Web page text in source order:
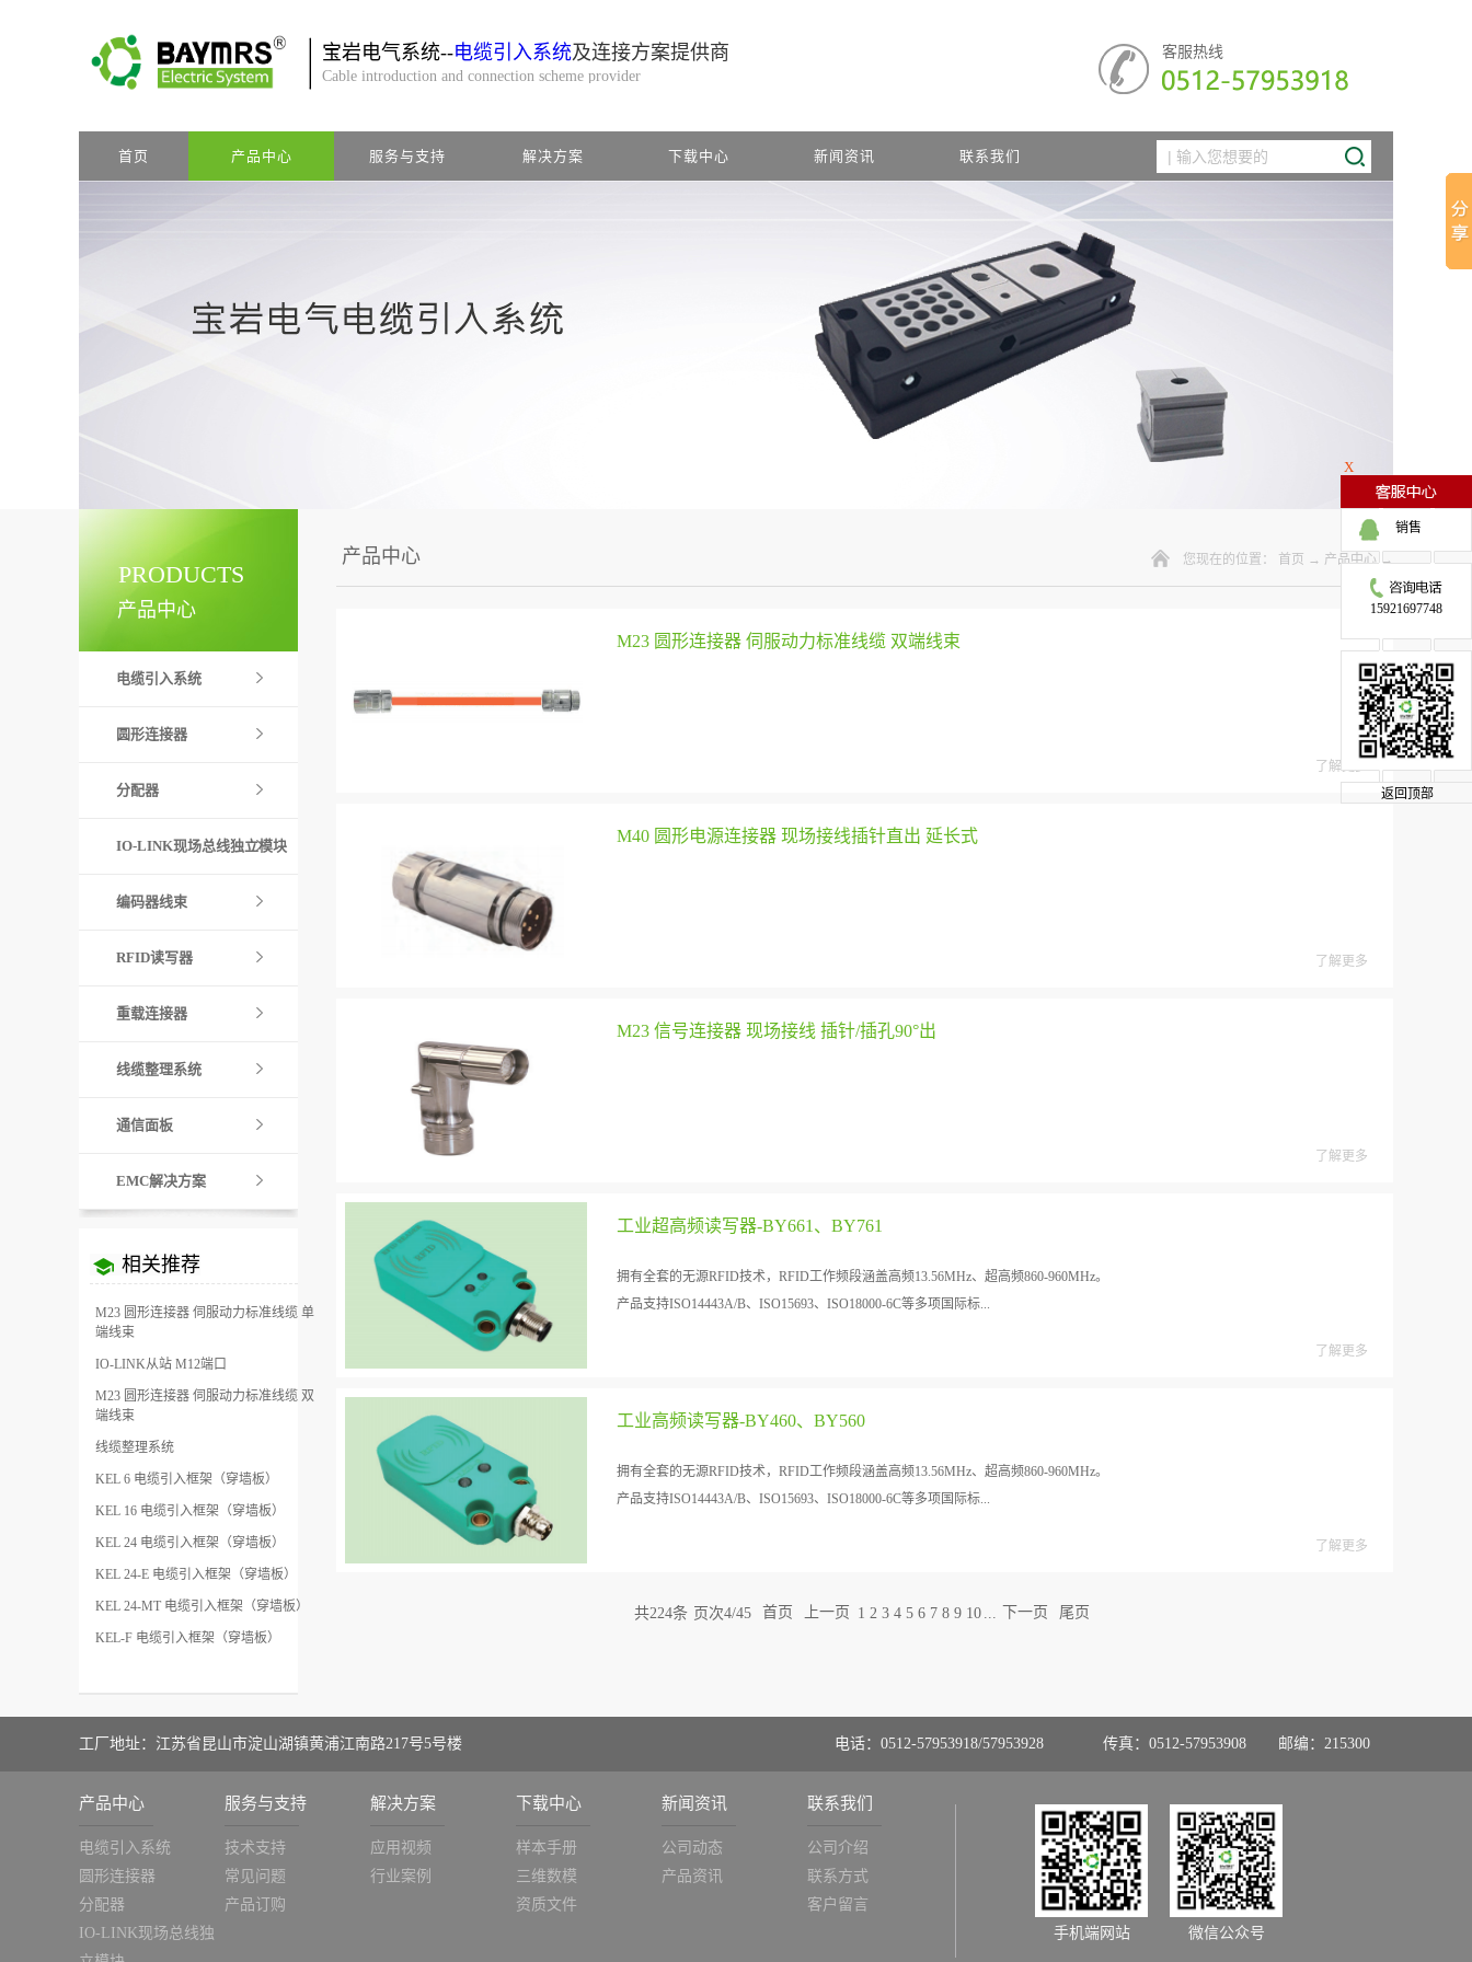
客服热线
宝岩电气系统--电缆引入系统及连接方案提供商
Cable introduction and connection scheme provider
首页 产品中心 服务与支持 解决方案 下载中心 新闻资讯 联系我们
产品中心
PRODUCTS
电缆引入系统
圆形连接器
分配器
IO-LINK现场总线独立模块
编码器线束
RFID读写器
重载连接器
线缆整理系统
通信面板
EMC解决方案
相关推荐
M23 圆形连接器 伺服动力标准线缆 单
端线束
IO-LINK从站 M12端口
M23 圆形连接器 伺服动力标准线缆 双
端线束
线缆整理系统
KEL 6 电缆引入框架（穿墙板）
KEL 16 电缆引入框架（穿墙板）
KEL 24 电缆引入框架（穿墙板）
KEL 24-E 电缆引入框架（穿墙板）
KEL 24-MT 电缆引入框架（穿墙板）
KEL-F 电缆引入框架（穿墙板）
产品中心 您现在的位置： 首页 → 产品中心 →
M23 圆形连接器 伺服动力标准线缆 双端线束
了解更多
M40 圆形电源连接器 现场接线插针直出 延长式
了解更多
M23 信号连接器 现场接线 插针/插孔90°出
了解更多
工业超高频读写器-BY661、BY761
拥有全套的无源RFID技术，RFID工作频段涵盖高频13.56MHz、超高频860-960MHz。
产品支持ISO14443A/B、ISO15693、ISO18000-6C等多项国际标...
了解更多
工业高频读写器-BY460、BY560
拥有全套的无源RFID技术，RFID工作频段涵盖高频13.56MHz、超高频860-960MHz。
产品支持ISO14443A/B、ISO15693、ISO18000-6C等多项国际标...
了解更多
共224条 页次4/45 首页 上一页 1 2 3 4 5 6 7 8 9 10 下一页 尾页
工厂地址：江苏省昆山市淀山湖镇黄浦江南路217号5号楼 电话：0512-57953918/57953928 传真：0512-57953908 邮编：215300
手机端网站 微信公众号
产品中心
电缆引入系统
圆形连接器
分配器
IO-LINK现场总线独
服务与支持
技术支持
常见问题
产品订购
解决方案
应用视频
行业案例
下载中心
样本手册
三维数模
资质文件
新闻资讯
公司动态
产品资讯
联系我们
公司介绍
联系方式
客户留言
X
销售
15921697748
返回顶部